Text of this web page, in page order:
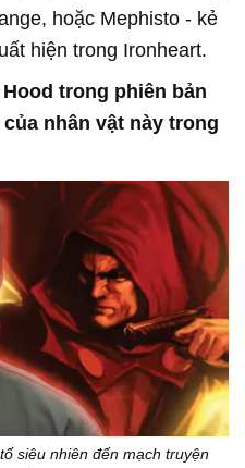
hoặc Mephisto - kẻ
hiện trong Ironheart.
trong phiên bản
nhân vật này trong
siêu nhiên đến mạch truyện